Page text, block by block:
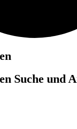
Suche und